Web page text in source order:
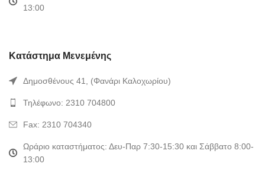
13:00
Κατάστημα Μενεμένης
Δημοσθένους 41, (Φανάρι Καλοχωρίου)
Τηλέφωνο: 2310 704800
Fax: 2310 704340
Ωράριο καταστήματος: Δευ-Παρ 7:30-15:30 και Σάββατο 8:00-
13:00